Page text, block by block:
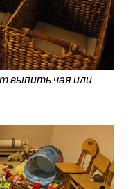
выпить чая или